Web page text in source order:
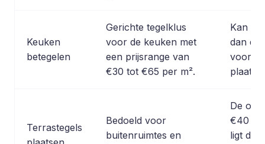
Keuken
betegelen
Gerichte tegelklus
voor de keuken met
een prijsrange van
€30 tot €65 per m².
Kan
dan de
voor
Terrastegels
Bedoeld voor
buitenruimtes en
De
€40 tot
ligt